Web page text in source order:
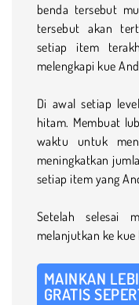
benda tersebut
tersebut akan
setiap item
melengkapi kue
Di awal setiap
hitam. Membuat
waktu untuk
meningkatkan
setiap item yang
Setelah selesai
melanjutkan ke
MAINKAN
GRATIS